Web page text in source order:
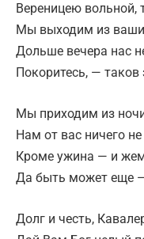
Вереницею вольной,
Мы выходим из
Дольше вечера нас
Покоритесь, — таков
Мы приходим из
Нам от вас ничего
Кроме ужина — и
Да быть может еще
Долг и честь,